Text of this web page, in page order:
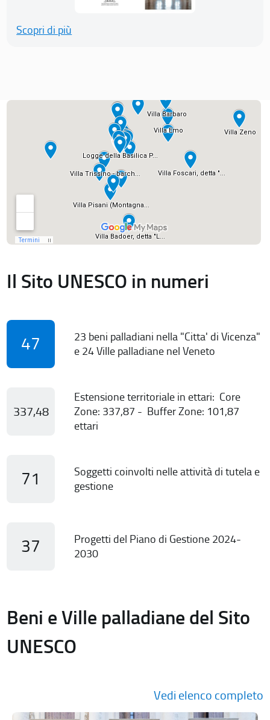
Scopri di più
Il Sito UNESCO in numeri
47
23 beni palladiani nella "Citta' di Vicenza"
e 24 Ville palladiane nel Veneto
337,48
Estensione territoriale in ettari: Core
Zone: 337,87 - Buffer Zone: 101,87
ettari
71
Soggetti coinvolti nelle attività di tutela e
gestione
37
Progetti del Piano di Gestione 2024-
2030
Beni e Ville palladiane del Sito
UNESCO
Vedi elenco completo